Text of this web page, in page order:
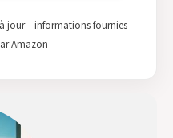
cm Bois de
pin Massif
jour – informations fournies
Amazon